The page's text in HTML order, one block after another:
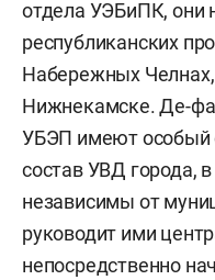
отдела УЭБиПК, они
республиканских
Набережных
Нижнекамске. Де-
УБЭП имеют особый
состав УВД города,
независимы от
руководит ими
непосредственно